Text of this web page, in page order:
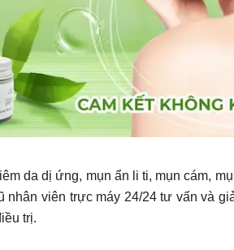
da dị ứng, mụn ẩn li ti, mụn cám,
viên trực máy 24/24 tư vấn và
trị.